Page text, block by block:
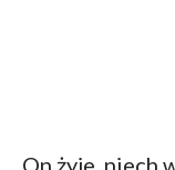
On żyje, niech